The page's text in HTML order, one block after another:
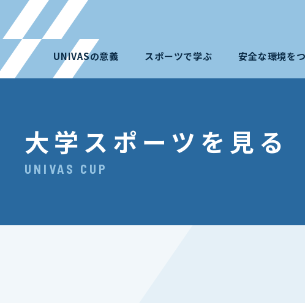
UNIVASの意義 スポーツで学ぶ 安全な環境を
大学スポーツを見る
UNIVAS CUP